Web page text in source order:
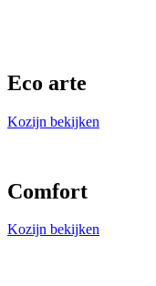
Eco arte
Kozijn bekijken
Comfort
Kozijn bekijken